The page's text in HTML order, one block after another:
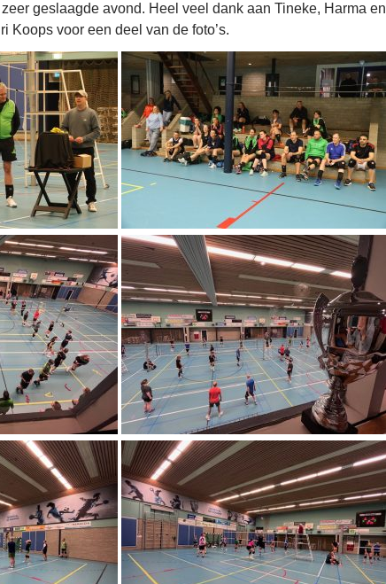
geslaagde avond. Heel veel dank aan Tineke, Harma en
Koops voor een deel van de foto’s.